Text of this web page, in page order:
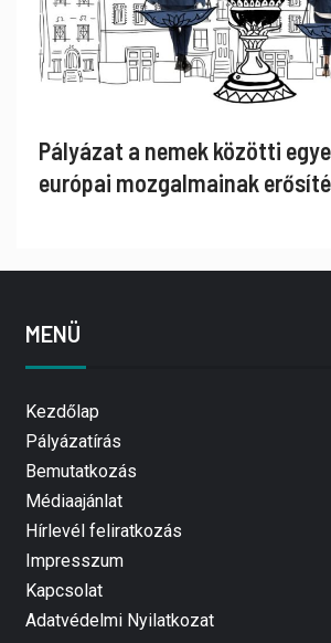
Pályázat a nemek közötti
európai mozgalmainak
MENÜ
Kezdőlap
Pályázatírás
Bemutatkozás
Médiaajánlat
Hírlevél feliratkozás
Impresszum
Kapcsolat
Adatvédelmi Nyilatkozat